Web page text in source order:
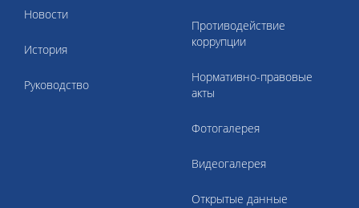
Новости
История
Руководство
Противодействие
коррупции
Нормативно-правовые
акты
Фотогалерея
Видеогалерея
Открытые данные